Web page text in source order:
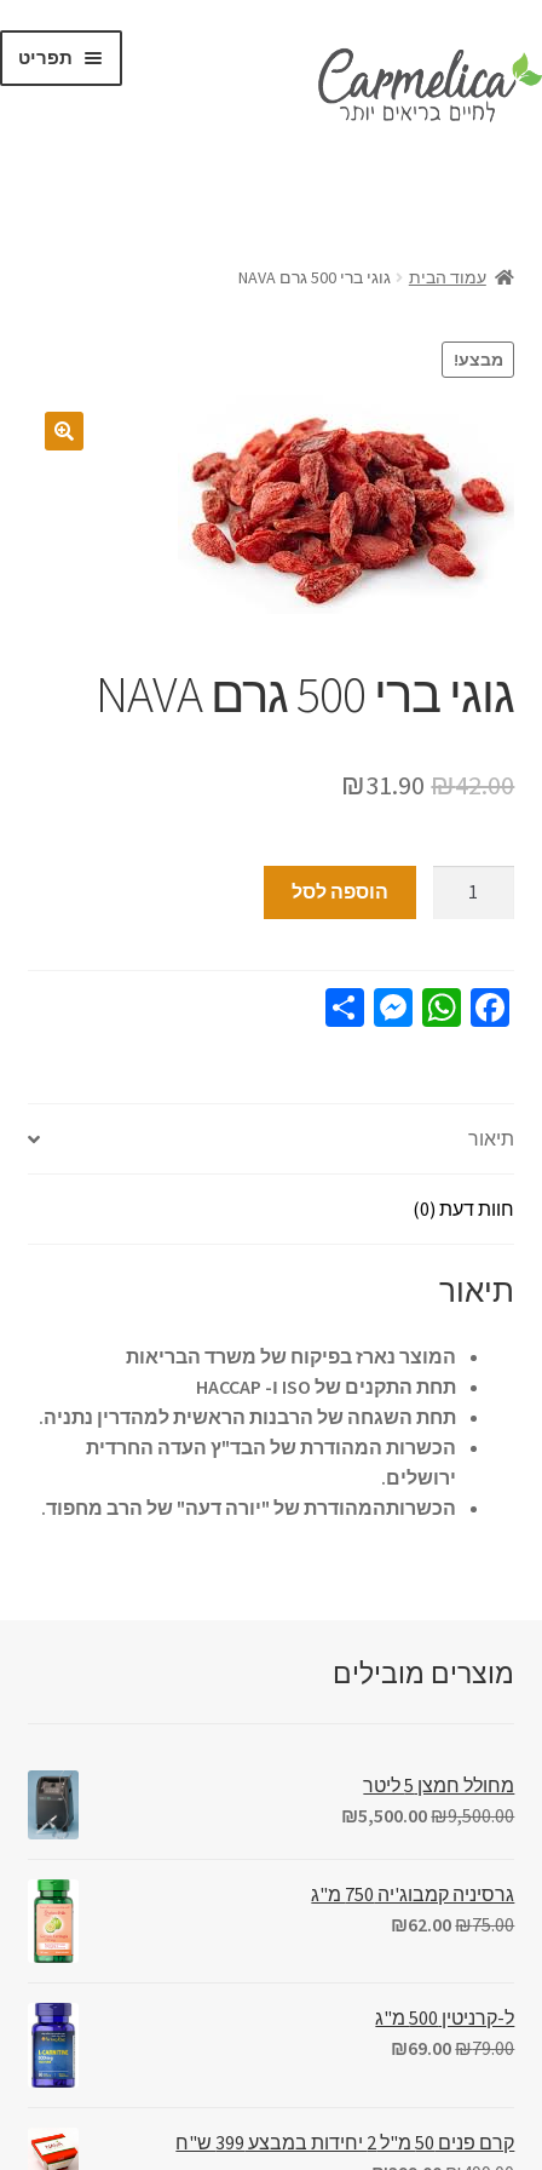
תפריט
עמוד הבית גוגי ברי 500 גרם NAVA
מבצע!
גוגי ברי 500 גרם NAVA
₪42.00
₪31.90
הוספה לסל
Fa
o
k
W
p
M
S
תיאור
חוות דעת (0)
תיאור
המוצר נארז בפיקוח של משרד הבריאות
תחת התקנים של ISO ו- HACCAP
תחת השגחה של הרבנות הראשית למהדרין נתניה.
הכשרות המהודרת של הבד"ץ העדה החרדית
ירושלים.
הכשרותהמהודרת של "יורה דעה" של הרב מחפוד.
מוצרים מובילים
מחולל חמצן 5 ליטר
₪9,500.00
₪5,500.00
גרסיניה קמבוג'יה 750 מ"ג
₪75.00
₪62.00
ל-קרניטין 500 מ"ג
₪79.00
₪69.00
קרם פנים 50 מ"ל 2 יחידות במבצע 399 ש"ח